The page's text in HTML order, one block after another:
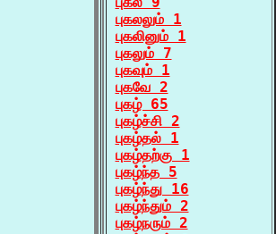
புகலலும் 1
புகலினும் 1
புகலும் 7
புகவும் 1
புகவே 2
புகழ் 65
புகழ்ச்சி 2
புகழ்தல் 1
புகழ்தற்கு 1
புகழ்ந்த 5
புகழ்ந்து 16
புகழ்ந்தும் 2
புகழ்நரும் 2